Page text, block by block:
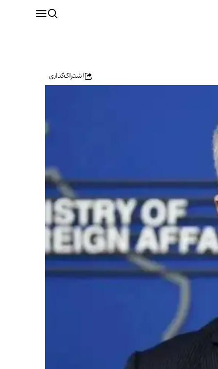
اشتراک‌گذاری